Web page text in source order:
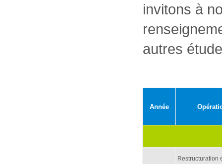
invitons à
autres
Année
Restructuration